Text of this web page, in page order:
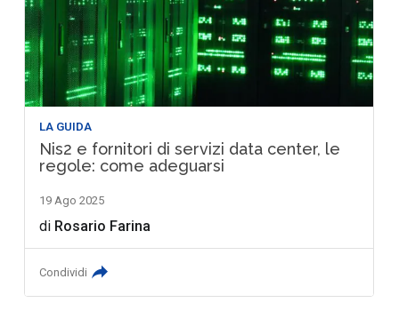
LA GUIDA
Nis2 e fornitori di servizi data center, le
regole: come adeguarsi
19 Ago 2025
di Rosario Farina
Condividi